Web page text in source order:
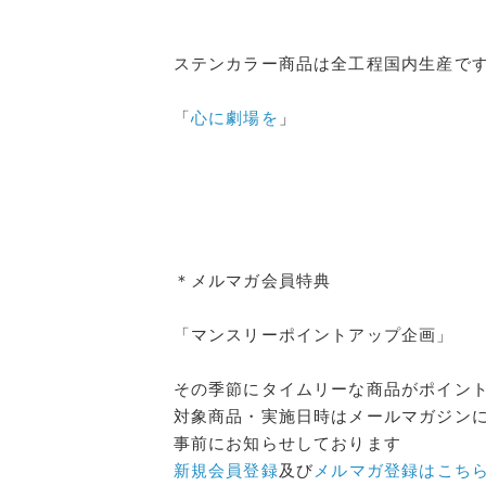
ステンカラー商品は全工程国内生産です
「心に劇場を 」
＊メルマガ会員特典
「マンスリーポイントアップ企画」
その季節にタイムリーな商品がポイン
対象商品・実施日時はメールマガジン
事前にお知らせしております
新規会員登録及び メルマガ登録はこち